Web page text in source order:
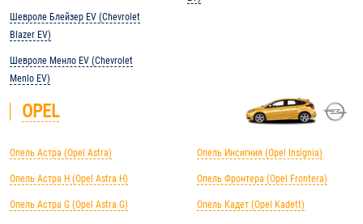
Шевроле Блейзер EV (Chevrolet
Blazer EV)
Шевроле Менло EV (Chevrolet
Menlo EV)
OPEL
Опель Астра (Opel Astra)
Опель Астра H (Opel Astra H)
Опель Астра G (Opel Astra G)
Опель Инсигния (Opel Insignia)
Опель Фронтера (Opel Frontera)
Опель Кадет (Opel Kadett)